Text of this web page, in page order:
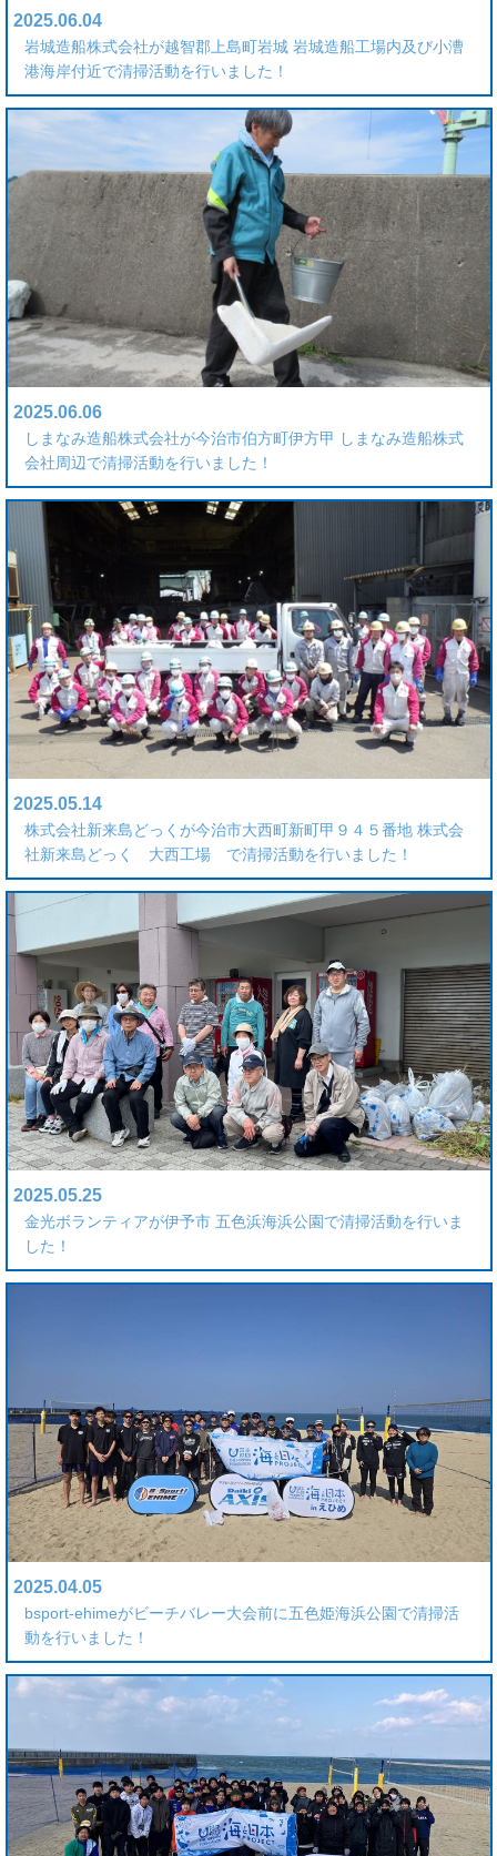
2025.06.04
岩城造船株式会社が越智郡上島町岩城 岩城造船工場内及び小漕
港海岸付近で清掃活動を行いました！
2025.06.06
しまなみ造船株式会社が今治市伯方町伊方甲 しまなみ造船株式
会社周辺で清掃活動を行いました！
2025.05.14
株式会社新来島どっくが今治市大西町新町甲９４５番地 株式会
社新来島どっく 大西工場 で清掃活動を行いました！
2025.05.25
金光ボランティアが伊予市 五色浜海浜公園で清掃活動を行いま
した！
2025.04.05
bsport-ehimeがビーチバレー大会前に五色姫海浜公園で清掃活
動を行いました！